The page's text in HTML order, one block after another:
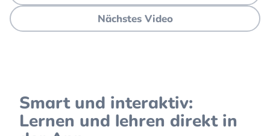
Nächstes Video
Smart und interaktiv:
Lernen und lehren direkt in